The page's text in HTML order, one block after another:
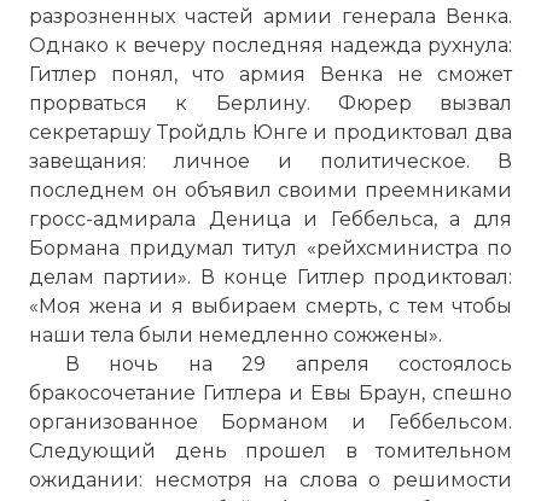
разрозненных частей армии генерала Венка.
Однако к вечеру последняя надежда рухнула:
Гитлер понял, что армия Венка не сможет
прорваться к Берлину. Фюрер вызвал
секретаршу Тройдль Юнге и продиктовал два
завещания: личное и политическое. В
последнем он объявил своими преемниками
гросс-адмирала Деница и Геббельса, а для
Бормана придумал титул «рейхсминистра по
делам партии». В конце Гитлер продиктовал:
«Моя жена и я выбираем смерть, с тем чтобы
наши тела были немедленно сожжены».
В ночь на 29 апреля состоялось
бракосочетание Гитлера и Евы Браун, спешно
организованное Борманом и Геббельсом.
Следующий день прошел в томительном
ожидании: несмотря на слова о решимости